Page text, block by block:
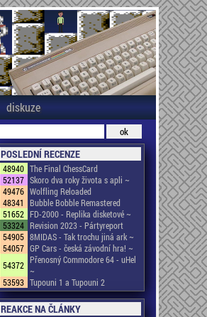
diskuze
POSLEDNÍ RECENZE
48940 The Final ChessCard
52137 Skoro dva roky života s apli ~
49476 Wolfling Reloaded
48341
Bubble Bobble Remastered
51652 FD-2000 - Replika disketové ~
53324 Revision 2023 - Pártyreport
54905 8MIDAS - Tak trochu jiná ark ~
54057 GP Cars - česká závodní hra! ~
54372 Přenosný Commodore 64 - uHel
~
53593 Tupouni 1 a Tupouni 2
REAKCE NA ČLÁNKY